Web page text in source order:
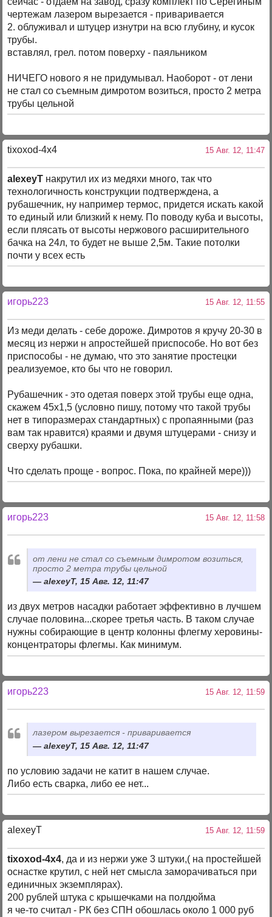
чертежам лазером вырезается - приваривается
2. облуживал и штуцер изнутри на всю глубину, и кусок
трубы.
вставлял, грел. потом поверху - паяльником
НИЧЕГО нового я не придумывал. Наоборот - от лени
не стал со съемным димротом возиться, просто 2 метра
трубы цельной
tixoxod-4x4 15 Авг. 12, 11:47
alexeyT накрутил их из медяхи много, так что
технологичность конструкции подтверждена, а
рубашечник, ну например термос, придется искать какой
то единый или близкий к нему. По поводу куба и высоты,
если плясать от высоты нержового расширительного
бачка на 24л, то будет не выше 2,5м. Такие потолки
почти у всех есть
игорь223 15 Авг. 12, 11:55
Из меди делать - себе дороже. Димротов я кручу 20-30 в
месяц из нержи н апростейшей приспособе. Но вот без
приспособы - не думаю, что это занятие простецки
реализуемое, кто бы что не говорил.
Рубашечник - это одетая поверх этой трубы еще одна,
скажем 45х1,5 (условно пишу, потому что такой трубы
нет в типоразмерах стандартных) с пропаянными (раз
вам так нравится) краями и двумя штуцерами - снизу и
сверху рубашки.
Что сделать проще - вопрос. Пока, по крайней мере)))
игорь223 15 Авг. 12, 11:58
от лени не стал со съемным димротом возиться,
просто 2 метра трубы цельной
alexeyT, 15 Авг. 12, 11:47
из двух метров насадки работает эффективно в лучшем
случае половина...скорее третья часть. В таком случае
нужны собирающие в центр колонны флегму херовины-
концентраторы флегмы. Как минимум.
игорь223 15 Авг. 12, 11:59
лазером вырезается - приваривается
alexeyT, 15 Авг. 12, 11:47
по условию задачи не катит в нашем случае.
Либо есть сварка, либо ее нет...
alexeyT 15 Авг. 12, 11:59
tixoxod-4x4, да и из нержи уже 3 штуки,( на простейшей
оснастке крутил, с ней нет смысла заморачиваться при
единичных экземплярах).
200 рублей штука с крышечками на полдюйма
я че-то считал - РК без СПН обошлась около 1 000 руб